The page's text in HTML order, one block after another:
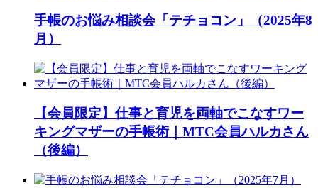
手帳のお悩み相談会「テチョコン」（2025年8
月）
【会員限定】仕事と育児を両軸でこなすワー
キングマザーの手帳術｜MTC会員ハルカさん
（後編）